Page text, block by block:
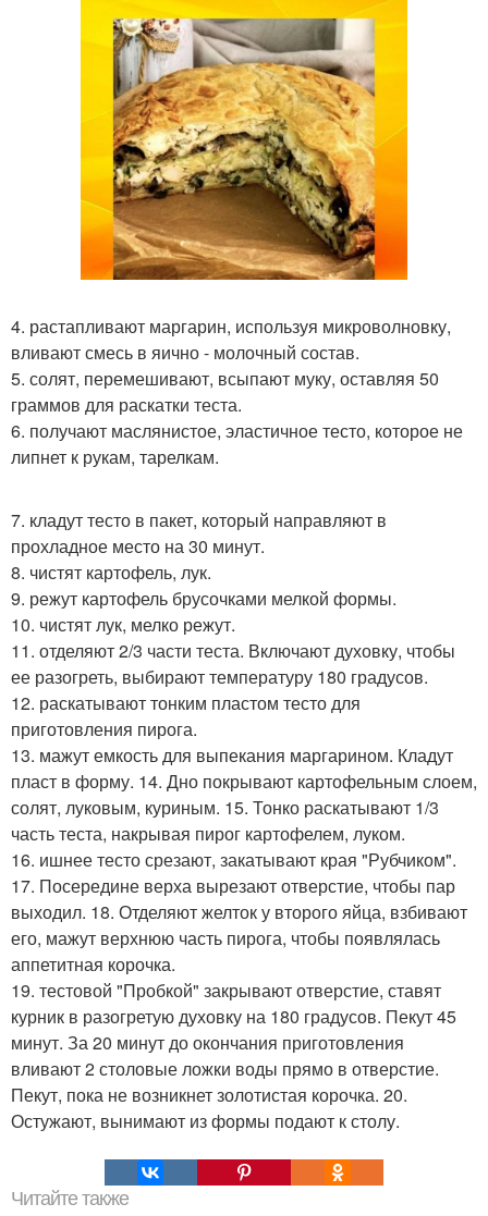
4. растапливают маргарин, используя микроволновку,
вливают смесь в яично - молочный состав.
5. солят, перемешивают, всыпают муку, оставляя 50
граммов для раскатки теста.
6. получают маслянистое, эластичное тесто, которое не
липнет к рукам, тарелкам.
7. кладут тесто в пакет, который направляют в
прохладное место на 30 минут.
8. чистят картофель, лук.
9. режут картофель брусочками мелкой формы.
10. чистят лук, мелко режут.
11. отделяют 2/3 части теста. Включают духовку, чтобы
ее разогреть, выбирают температуру 180 градусов.
12. раскатывают тонким пластом тесто для
приготовления пирога.
13. мажут емкость для выпекания маргарином. Кладут
пласт в форму. 14. Дно покрывают картофельным слоем,
солят, луковым, куриным. 15. Тонко раскатывают 1/3
часть теста, накрывая пирог картофелем, луком.
16. ишнее тесто срезают, закатывают края "Рубчиком".
17. Посередине верха вырезают отверстие, чтобы пар
выходил. 18. Отделяют желток у второго яйца, взбивают
его, мажут верхнюю часть пирога, чтобы появлялась
аппетитная корочка.
19. тестовой "Пробкой" закрывают отверстие, ставят
курник в разогретую духовку на 180 градусов. Пекут 45
минут. За 20 минут до окончания приготовления
вливают 2 столовые ложки воды прямо в отверстие.
Пекут, пока не возникнет золотистая корочка. 20.
Остужают, вынимают из формы подают к столу.
Читайте также